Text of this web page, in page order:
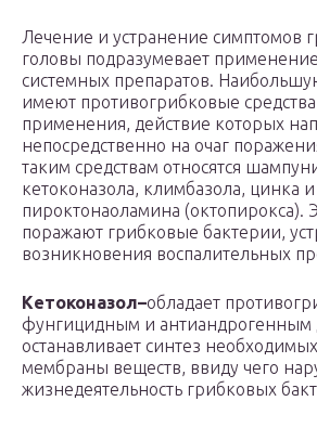
Лечение и устранение симптомов
головы подразумевает
системных препаратов.
имеют противогрибковые
применения, действие которых
непосредственно на очаг
таким средствам относятся
кетоконазола, климбазола, цинка и
пироктонаоламина (октопирокса).
поражают грибковые бактерии,
возникновения воспалительных
Кетоконазол–обладает
фунгицидным и антиандрогенным
останавливает синтез
мембраны веществ, ввиду чего
жизнедеятельность грибковых